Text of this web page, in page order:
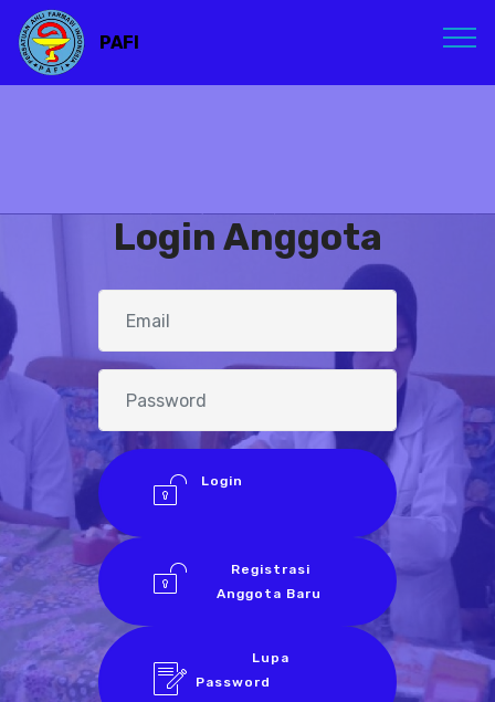
PAFI
Login Anggota
Login
Registrasi
Anggota Baru
Lupa
Password